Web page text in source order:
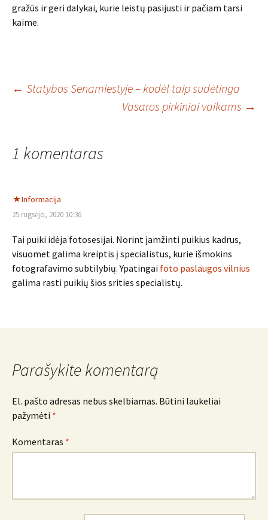
gražūs ir geri dalykai, kurie leistų pasijusti ir pačiam tarsi
kaime.
Įrašo
← Statybos Senamiestyje – kodėl taip sudėtinga
Vasaros pirkiniai vaikams →
1 komentaras
Informacija
25 rugsėjo, 2020 10:36
Tai puiki idėja fotosesijai. Norint įamžinti puikius kadrus,
visuomet galima kreiptis į specialistus, kurie išmokins
fotografavimo subtilybių. Ypatingai foto paslaugos vilnius
galima rasti puikių šios srities specialistų.
Parašykite komentarą
El. pašto adresas nebus skelbiamas. Būtini laukeliai
pažymėti *
Komentaras *